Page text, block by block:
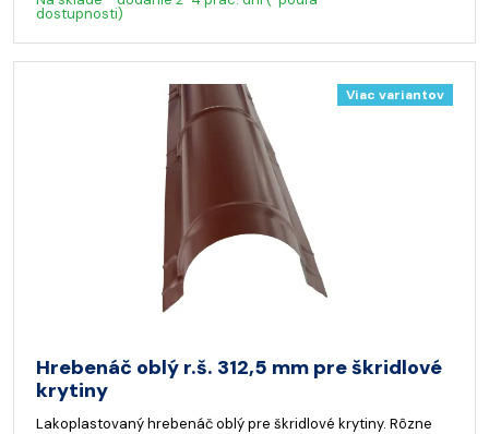
dostupnosti)
Viac variantov
Hrebenáč oblý r.š. 312,5 mm pre škridlové
krytiny
Lakoplastovaný hrebenáč oblý pre škridlové krytiny. Rôzne